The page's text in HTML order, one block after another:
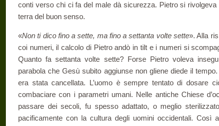
conti verso chi ci fa del male dà sicurezza. Pietro si
terra del buon senso.
«Non ti dico fino a sette, ma fino a settanta volte sette». Alla
coi numeri, il calcolo di Pietro andò in tilt e i numeri si
Quanto fa settanta volte sette? Forse Pietro voleva
parabola che Gesù subito aggiunse non gliene diede il
era stata cancellata. L’uomo è sempre tentato di dosare
combaciare con i parametri umani. Nelle antiche Chiese
passare dei secoli, fu spesso adattato, o meglio
pacificamente con la cultura degli uomini occidentali. Così